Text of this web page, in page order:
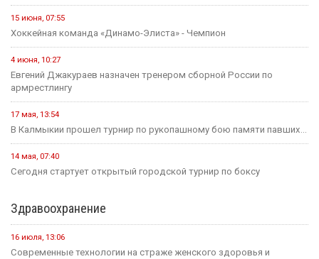
15 июня, 07:55
Хоккейная команда «Динамо-Элиста» - Чемпион
4 июня, 10:27
Евгений Джакураев назначен тренером сборной России по
армрестлингу
17 мая, 13:54
В Калмыкии прошел турнир по рукопашному бою памяти павших...
14 мая, 07:40
Сегодня стартует открытый городской турнир по боксу
Здравоохранение
16 июля, 13:06
Современные технологии на страже женского здоровья и